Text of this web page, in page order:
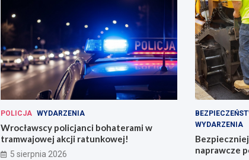
POLICJA WYDARZENIA
Wrocławscy policjanci bohaterami w
tramwajowej akcji ratunkowej!
5 sierpnia 2026
WYDARZENIA
naprawcze